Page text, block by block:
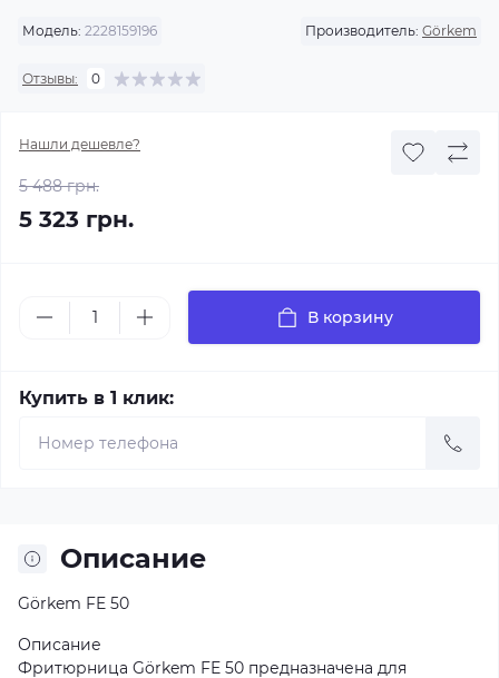
Модель: 2228159196 Производитель: Görkem
Отзывы: 0
Нашли дешевле?
5 488 грн.
5 323 грн.
В корзину
Купить в 1 клик:
Описание
Görkem FE 50
Описание
Фритюрница Görkem FE 50 предназначена для